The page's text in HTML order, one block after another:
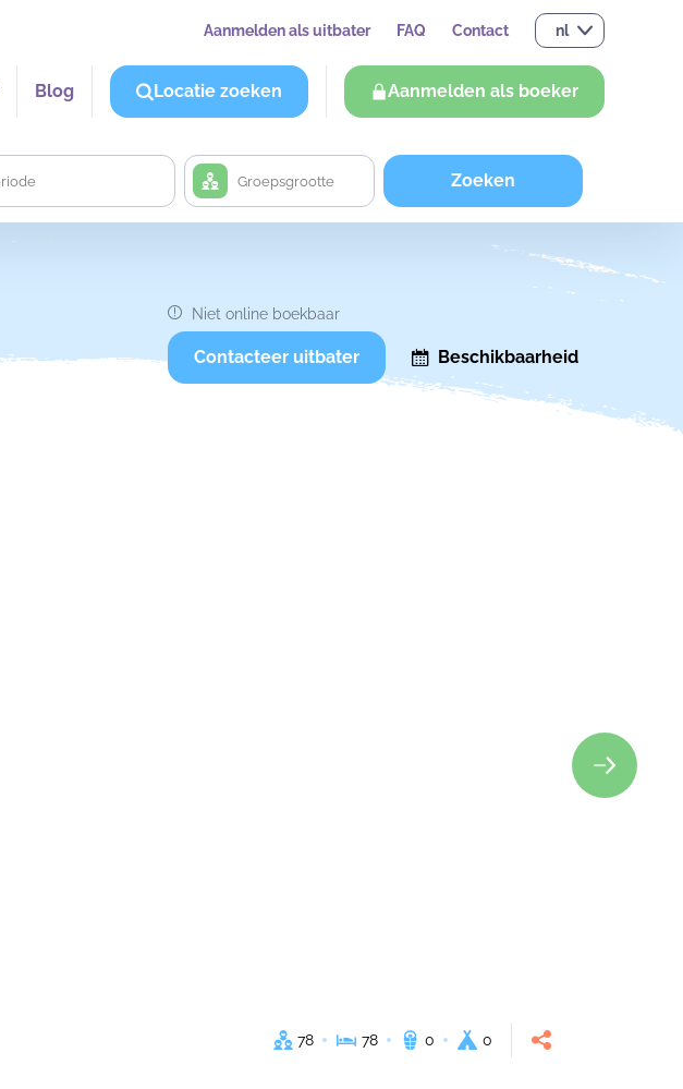
Aanmelden als uitbater FAQ Contact nl
Blog Locatie zoeken Aanmelden als boeker
Zoeken
Niet online boekbaar
Contacteer uitbater Beschikbaarheid
78 78 0 0